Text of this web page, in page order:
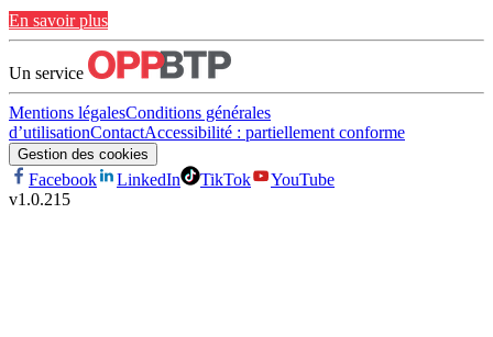
En savoir plus
Un service
Mentions légalesConditions générales
d’utilisationContactAccessibilité : partiellement conforme
Gestion des cookies
Facebook LinkedIn TikTok
YouTube
v1.0.215